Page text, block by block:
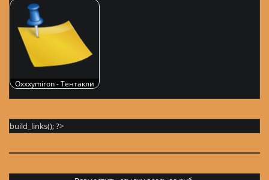
Oxxxymiron - Тентакли
build_links(); ?>